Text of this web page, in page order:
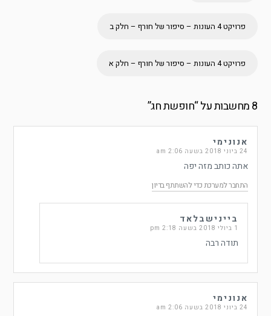
פרויקט 4 העונות – סיפור של חורף – חלק ב
פרויקט 4 העונות – סיפור של חורף – חלק א
8 מחשבות על “ חופשת חג”
אנונימי
24 ביוני 2018 בשעה 2:06 am
אתה כותב מזה יפה
התחבר למערכת כדי להשתתף בדיון
ביינישבלאד
1 ביולי 2018 בשעה 2:18 pm
תודה רבה
אנונימי
24 ביוני 2018 בשעה 2:06 am